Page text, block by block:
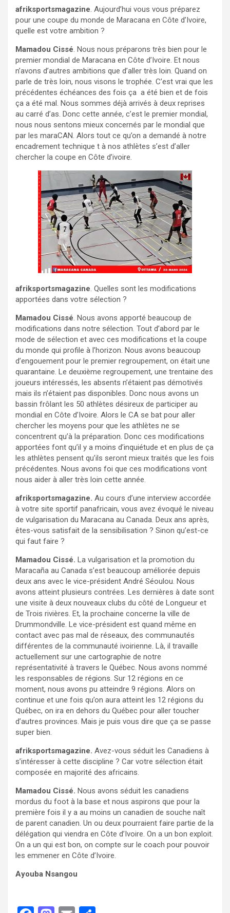
afriksportsmagazine. Aujourd’hui vous vous préparez
pour une coupe du monde de Maracana en Côte d’Ivoire,
quelle est votre ambition ?
Mamadou Cissé. Nous nous préparons très bien pour le
premier mondial de Maracana en Côte d’Ivoire. Et nous
n’avons d’autres ambitions que d’aller très loin. Quand on
parle de très loin, nous visons le trophée. C’est vrai que les
précédentes échéances des fois ça a été bien et de fois
ça a été mal. Nous sommes déjà arrivés à deux reprises
au carré d’as. Donc cette année, c’est le premier mondial,
nous nous sentons mieux concernés par le mondial que
par les maraCAN. Alors tout ce qu’on a demandé à notre
encadrement technique t à nos athlètes s’est d’aller
chercher la coupe en Côte d’ivoire.
afriksportsmagazine. Quelles sont les modifications
apportées dans votre sélection ?
Mamadou Cissé. Nous avons apporté beaucoup de
modifications dans notre sélection. Tout d’abord par le
mode de sélection et avec ces modifications et la coupe
du monde qui profile à l’horizon. Nous avons beaucoup
d’engouement pour le premier regroupement, on était une
quarantaine. Le deuxième regroupement, une trentaine des
joueurs intéressés, les absents n’étaient pas démotivés
mais ils n’étaient pas disponibles. Donc nous avons un
bassin frôlant les 50 athlètes désireux de participer au
mondial en Côte d’Ivoire. Alors le CA se bat pour aller
chercher les moyens pour que les athlètes ne se
concentrent qu’à la préparation. Donc ces modifications
apportées font qu’il y a moins d’inquiétude et en plus de ça
les athlètes pensent qu’ils seront mieux traités que les fois
précédentes. Nous avons foi que ces modifications vont
nous aider à aller très loin cette année.
afriksportsmagazine. Au cours d’une interview accordée
à votre site sportif panafricain, vous avez évoqué le niveau
de vulgarisation du Maracana au Canada. Deux ans après,
êtes-vous satisfait de la sensibilisation ? Sinon qu’est-ce
qui faut faire ?
Mamadou Cissé. La vulgarisation et la promotion du
Maracaña au Canada s’est beaucoup améliorée depuis
deux ans avec le vice-président André Séoulou. Nous
avons atteint plusieurs contrées. Les dernières à date sont
une visite à deux nouveaux clubs du côté de Longueur et
de Trois rivières. Et, la prochaine concerne la ville de
Drummondville. Le vice-président est quand même en
contact avec pas mal de réseaux, des communautés
différentes de la communauté ivoirienne. Là, il travaille
actuellement sur une cartographie de notre
représentativité à travers le Québec. Nous avons nommé
les responsables de régions. Sur 12 régions en ce
moment, nous avons pu atteindre 9 régions. Alors on
continue et une fois qu’on aura atteint les 12 régions du
Québec, on ira en dehors du Québec pour aller toucher
d’autres provinces. Mais je puis vous dire que ça se passe
super bien.
afriksportsmagazine. Avez-vous séduit les Canadiens à
s’intéresser à cette discipline ? Car votre sélection était
composée en majorité des africains.
Mamadou Cissé. Nous avons séduit les canadiens
mordus du foot à la base et nous aspirons que pour la
première fois il y a au moins un canadien de souche naît
de parent canadien. Un ou deux pourraient faire partie de la
délégation qui viendra en Côte d’Ivoire. On a un bon exploit.
On a un qui est bon, on compte sur le coach pour pouvoir
les emmener en Côte d’Ivoire.
Ayouba Nsangou